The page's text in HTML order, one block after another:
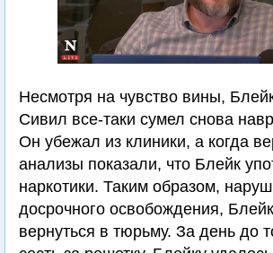
Несмотря на чувство вины,
Сивил все-таки сумел снова
Он убежал из клиники, а когда
анализы показали, что Блейк
наркотики. Таким образом,
досрочного освобождения,
вернуться в тюрьму. За день до